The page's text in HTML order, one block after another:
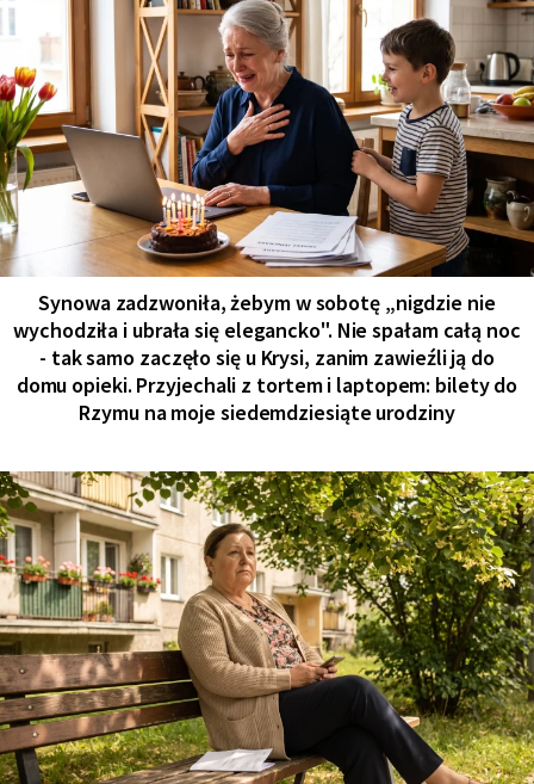
Synowa zadzwoniła, żebym w sobotę „nigdzie nie
wychodziła i ubrała się elegancko". Nie spałam całą noc
- tak samo zaczęło się u Krysi, zanim zawieźli ją do
domu opieki. Przyjechali z tortem i laptopem: bilety do
Rzymu na moje siedemdziesiąte urodziny